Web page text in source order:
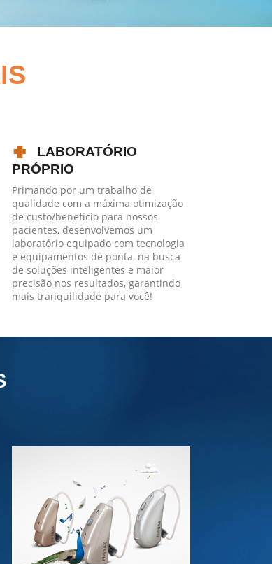
LABORATÓRIO
PRÓPRIO
Primando por um trabalho de
qualidade com a máxima otimização
de custo/benefício para nossos
pacientes, desenvolvemos um
laboratório equipado com tecnologia
e equipamentos de ponta, na busca
de soluções inteligentes e maior
precisão nos resultados, garantindo
mais tranquilidade para você!